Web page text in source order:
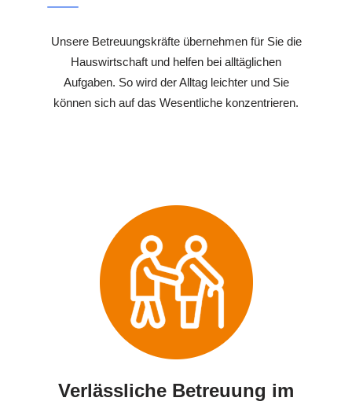
Unsere Betreuungskräfte übernehmen für Sie die
Hauswirtschaft und helfen bei alltäglichen
Aufgaben. So wird der Alltag leichter und Sie
können sich auf das Wesentliche konzentrieren.
Verlässliche Betreuung im